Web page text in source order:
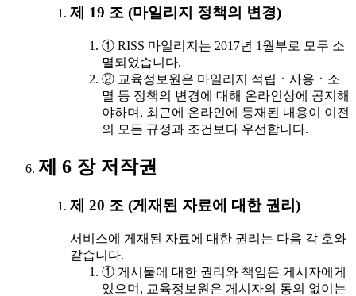
제 19 조 (마일리지 정책의 변경)
① RISS 마일리지는 2017년 1월부로 모두 소
멸되었습니다.
② 교육정보원은 마일리지 적립ㆍ사용ㆍ소
멸 등 정책의 변경에 대해 온라인상에 공지해
야하며, 최근에 온라인에 등재된 내용이 이전
의 모든 규정과 조건보다 우선합니다.
제 6 장 저작권
제 20 조 (게재된 자료에 대한 권리)
서비스에 게재된 자료에 대한 권리는 다음 각 호와
같습니다.
① 게시물에 대한 권리와 책임은 게시자에게
있으며, 교육정보원은 게시자의 동의 없이는